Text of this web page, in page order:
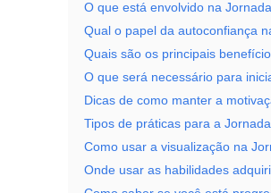
O que está envolvido na
Qual o papel da autoconfiança
Quais são os principais
O que será necessário para
Dicas de como manter a
Tipos de práticas para a
Como usar a visualização na
Onde usar as habilidades